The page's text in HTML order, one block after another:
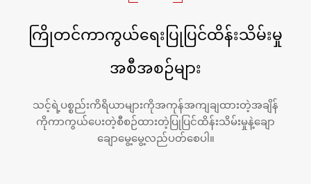
ကြိုတင်ကာကွယ်ရေးပြုပြင်ထိန်းသိမ်းမှု
အစီအစဉ်များ
သင့်ရဲ့ပစ္စည်းကိရိယာများကိုအကုန်အကျချထားတဲ့အချိန်
ကိုကာကွယ်ပေးတဲ့စီစဉ်ထားတဲ့ပြုပြင်ထိန်းသိမ်းမှုနဲ့ချော
ချောမွေ့မွေ့လည်ပတ်စေပါ။